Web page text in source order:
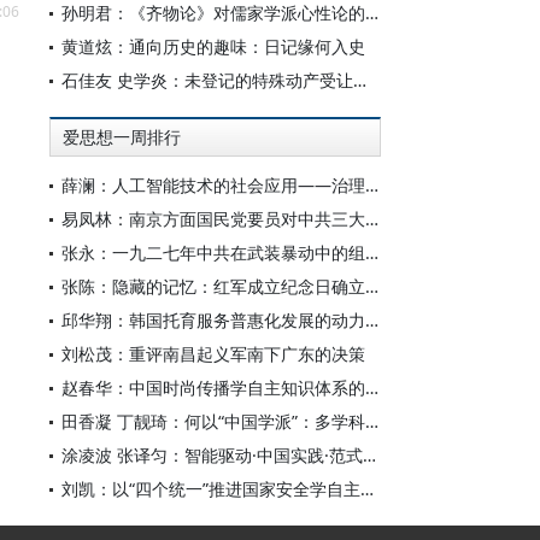
孙明君：《齐物论》对儒家学派心性论的回应
黄道炫：通向历史的趣味：日记缘何入史
石佳友 史学炎：未登记的特殊动产受让人排除强制执行问题研究
爱思想一周排行
薛澜：人工智能技术的社会应用——治理挑战
易凤林：南京方面国民党要员对中共三大起义的反应
张永：一九二七年中共在武装暴动中的组织转型
张陈：隐藏的记忆：红军成立纪念日确立前中共对南昌起义的纪念
邱华翔：韩国托育服务普惠化发展的动力机制、制度路径与政策效应
刘松茂：重评南昌起义军南下广东的决策
赵春华：中国时尚传播学自主知识体系的内在逻辑与实践路径
田香凝 丁靓琦：何以“中国学派”：多学科视野下中国特色新闻传播学建设的研究
涂凌波 张译匀：智能驱动·中国实践·范式创新：“构建中国新闻传播学自主知识体系”专题研讨会综述
刘凯：以“四个统一”推进国家安全学自主知识体系构建